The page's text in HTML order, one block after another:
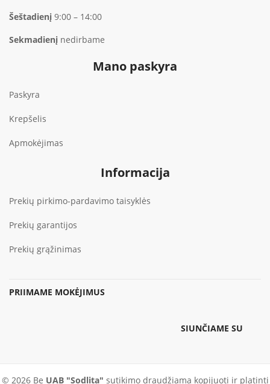
Šeštadienį 9:00 – 14:00
Sekmadienį nedirbame
Mano paskyra
Paskyra
Krepšelis
Apmokėjimas
Informacija
Prekių pirkimo-pardavimo taisyklės
Prekių garantijos
Prekių grąžinimas
PRIIMAME MOKĖJIMUS
SIUNČIAME SU
© 2026 Be UAB "Sodlita" sutikimo draudžiama kopijuoti ir platinti